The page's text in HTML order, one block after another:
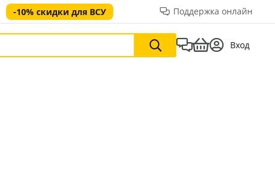
-10% скидки для ВСУ Поддержка онлайн
Вход